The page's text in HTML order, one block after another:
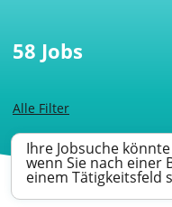
Alle Filter
58 Jobs
Ihre Jobsuche
wenn Sie nach einer
einem Tätigkeitsfeld